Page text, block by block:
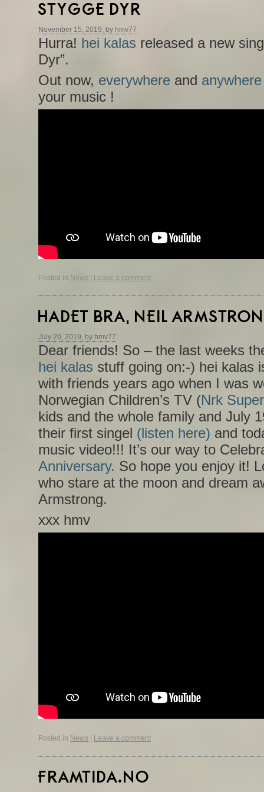
STYGGE DYR
November 15, 2019, by hmv77
Hurra! hei kalas released a new
Dyr”.
Out now, everywhere and
your music !
Posted in News | Leave a comment
HADET BRA, NEIL
July 20, 2019, by hmv77
Dear friends! So – the last weeks
hei kalas stuff going on:-) hei kalas
with friends years ago when I was
Norwegian Children’s TV (Nrk
kids and the whole family and July
their first singel (listen here) and
music video!!! It’s our way to
Anniversary. So hope you enjoy it!
who stare at the moon and dream
Armstrong.
xxx hmv
Posted in News | Leave a comment
FRAMTIDA.NO